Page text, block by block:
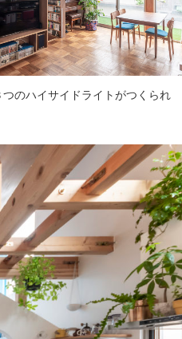
のハイサイドライトがつくられ